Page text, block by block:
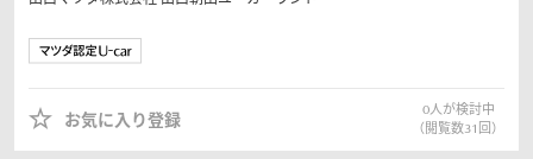
お気に入り登録
0人が検討中
（閲覧数31 回）